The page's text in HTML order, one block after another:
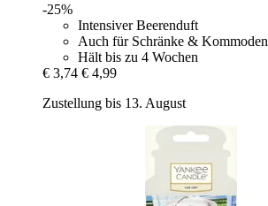
-25%
Intensiver Beerenduft
Auch für Schränke & Kommoden
Hält bis zu 4 Wochen
€ 3,74 € 4,99
Zustellung bis 13. August